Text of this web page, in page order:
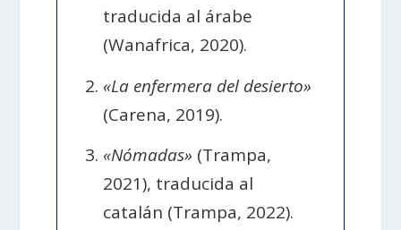
traducida al árabe
(Wanafrica, 2020).
«La enfermera del desierto»
(Carena, 2019).
«Nómadas» (Trampa,
2021), traducida al
catalán (Trampa, 2022).